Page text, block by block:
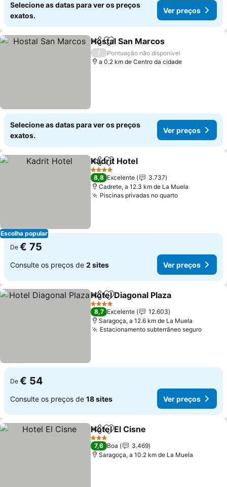
Selecione as datas para ver os preços
exatos.
Ver preços
PartilharAdicionar aos favoritos
Hostal San Marcos
/
Pontuação não disponível
a 0.2 km de Centro da cidade
Selecione as datas para ver os preços
exatos.
Ver preços
Escolha popular
PartilharAdicionar aos favoritos
Kadrit Hotel
4 Estrelas
8,8 Excelente
3.737
Cadrete, a 12.3 km de La Muela
Piscinas privadas no quartoVer preços
De € 75
Consulte os preços de 2 sites Ver preços
PartilharAdicionar aos favoritos
Hotel Diagonal Plaza
4 Estrelas
8,7 Excelente
12.603
Saragoça, a 12.6 km de La Muela
Estacionamento subterrâneo seguroVer
De € 54
Consulte os preços de 18 sites Ver preços
PartilharAdicionar aos favoritos
Hotel El Cisne
3 Estrelas
7,6 Boa
3.469
Saragoça, a 10.2 km de La Muela